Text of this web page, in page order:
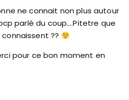
ne connait non plus autour
parlé du coup….Pitetre que
??
pour ce bon moment en